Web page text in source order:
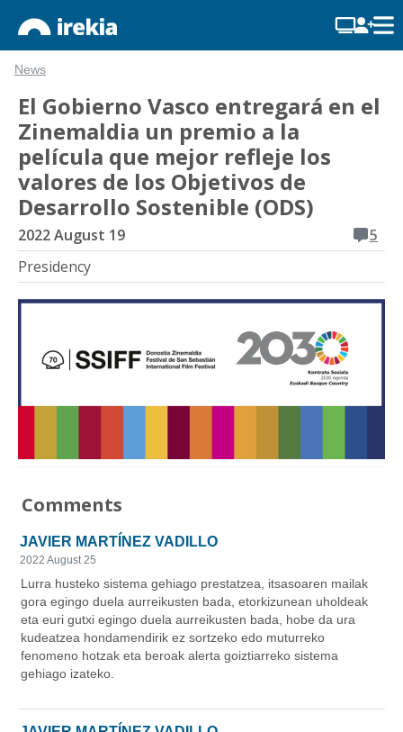
News
El Gobierno Vasco entregará en el
Zinemaldia un premio a la
película que mejor refleje los
valores de los Objetivos de
Desarrollo Sostenible (ODS)
2022 August 19
5
Presidency
Comments